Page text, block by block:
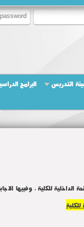
التدريس البرامج
الداخلية للكلية ، وفبيها
للكلية